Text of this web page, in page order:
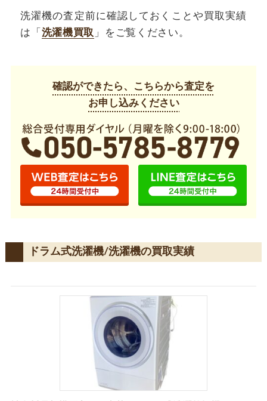
洗濯機の査定前に確認しておくことや買取実績
は「 洗濯機買取 」をご覧ください。
確認ができたら、こちらから査定を
お申し込みください
ドラム式洗濯機/洗濯機の買取実績